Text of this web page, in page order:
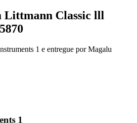
Littmann Classic lll
1 e entregue por Magalu
1